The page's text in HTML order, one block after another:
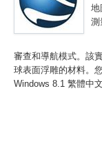
地
測
審查和導航模式。該
球表面浮雕的材料。
Windows 8.1 繁體中文